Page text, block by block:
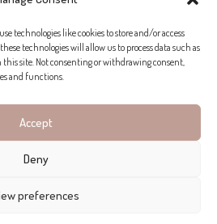
technologies like cookies to store and/or access
technologies will allow us to process data such as
this site. Not consenting or withdrawing consent,
and functions.
Accept
Deny
preferences
Organic Studio